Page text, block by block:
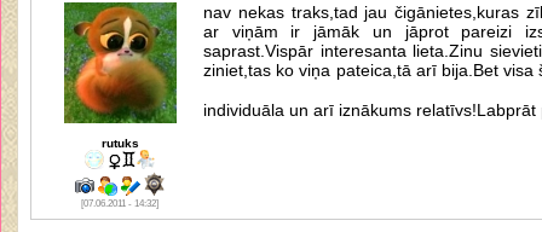
rutuks
[07.06.2011 - 14:32]
nav nekas traks,tad jau čigānietes,kuras
ar viņām ir jāmāk un jāprot pareizi
saprast.Vispār interesanta lieta.Zinu
ziniet,tas ko viņa pateica,tā arī bija.Bet
individuāla un arī iznākums